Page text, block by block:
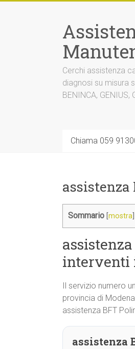
Cerchi assistenza
diagnosi su misura
BENINCA, GENIUS,
Chiama 059
assistenza
Sommario mostra
interventi
Il servizio numero
provincia di
assistenza BFT
assistenza